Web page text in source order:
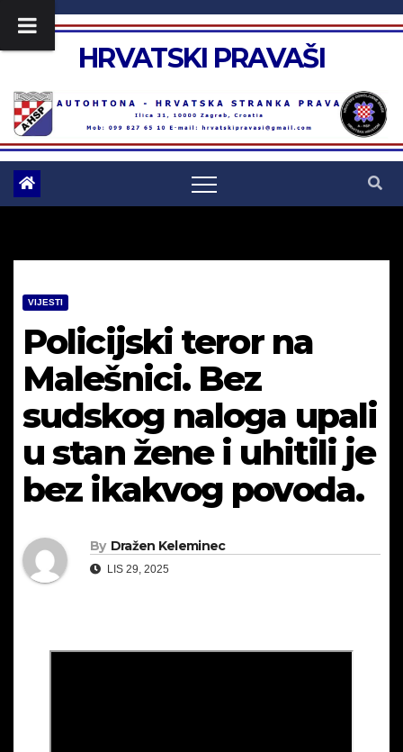
HRVATSKI PRAVAŠI
VIJESTI
Policijski teror na
Malešnici. Bez
sudskog naloga upali
u stan žene i uhitili je
bez ikakvog povoda.
By Dražen Keleminec
LIS 29, 2025